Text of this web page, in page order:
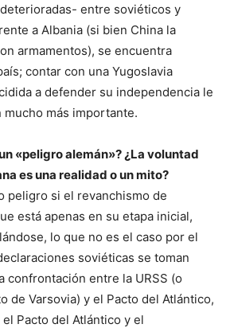
entre soviéticos y
a Albania (si bien China la
armamentos), se encuentra
contar con una Yugoslavia
a defender su independencia le
más importante.
«peligro alemán»? ¿La voluntad
es una realidad o un mito?
peligro si el revanchismo de
está apenas en su etapa inicial,
lo que no es el caso por el
soviéticas se toman
confrontación entre la URSS (o
de Varsovia) y el Pacto del Atlántico,
Pacto del Atlántico y el